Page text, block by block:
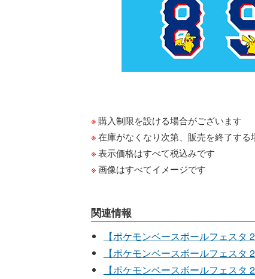
購入制限を設ける場合がございます
在庫がなくなり次第、販売を終了する
表示価格はすべて税込みです
画像はすべてイメージです
関連情報
【ポケモンベースボールフェスタ
【ポケモンベースボールフェスタ
【ポケモンベースボールフェスタ